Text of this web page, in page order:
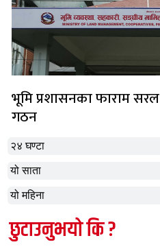
२४ घण्टा
यो साता
यो महिना
भूमि प्रशासनका फाराम
गठन
छुटाउनुभयो कि ?